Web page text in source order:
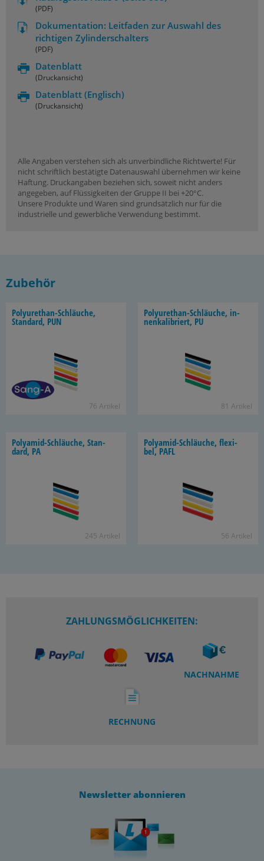
(PDF)
Dokumentation: Leitfaden zur Auswahl des
richtigen Zylinderschalters
(PDF)
Datenblatt
(Druckansicht)
Datenblatt (Englisch)
(Druckansicht)
Alle Angaben verstehen sich als unverbindliche Richtwerte! Für
nicht schriftlich bestätigte Datenauswahl übernehmen wir keine
Haftung. Druckangaben beziehen sich, soweit nicht anders
angegeben, auf Flüssigkeiten der Gruppe II bei +20°C.
Unsere Produkte und Waren sind grundsätzlich nur für die
industrielle und gewerbliche Verwendung bestimmt.
Zubehör
Polyurethan-​Schläuche,
Stan­dard, PUN
76 Ar­ti­kel
Polyurethan-​Schläuche, in­
nen­ka­li­briert, PU
81 Ar­ti­kel
Polyamid-​Schläuche, Stan­
dard, PA
245 Ar­ti­kel
Polyamid-​Schläuche, fle­xi­
bel, PAFL
56 Ar­ti­kel
ZAHLUNGSMÖGLICHKEITEN:
NACHNAHME
RECHNUNG
Newsletter abonnieren